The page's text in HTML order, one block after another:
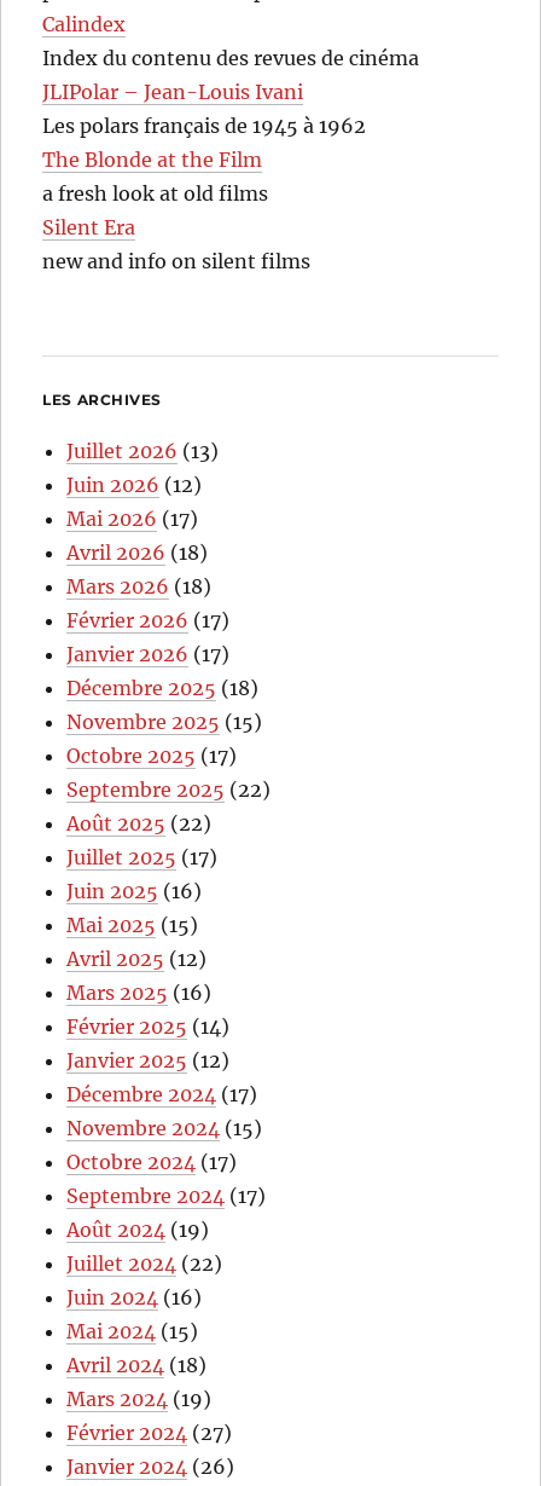
Calindex
Index du contenu des revues de cinéma
JLIPolar – Jean-Louis Ivani
Les polars français de 1945 à 1962
The Blonde at the Film
a fresh look at old films
Silent Era
new and info on silent films
LES ARCHIVES
Juillet 2026 (13)
Juin 2026 (12)
Mai 2026 (17)
Avril 2026 (18)
Mars 2026 (18)
Février 2026 (17)
Janvier 2026 (17)
Décembre 2025 (18)
Novembre 2025 (15)
Octobre 2025 (17)
Septembre 2025 (22)
Août 2025 (22)
Juillet 2025 (17)
Juin 2025 (16)
Mai 2025 (15)
Avril 2025 (12)
Mars 2025 (16)
Février 2025 (14)
Janvier 2025 (12)
Décembre 2024 (17)
Novembre 2024 (15)
Octobre 2024 (17)
Septembre 2024 (17)
Août 2024 (19)
Juillet 2024 (22)
Juin 2024 (16)
Mai 2024 (15)
Avril 2024 (18)
Mars 2024 (19)
Février 2024 (27)
Janvier 2024 (26)